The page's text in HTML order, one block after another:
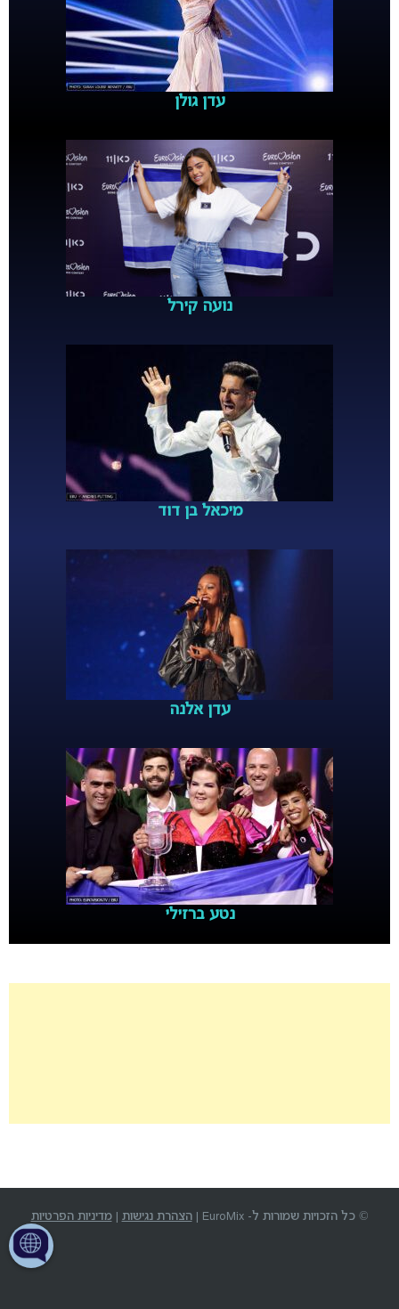
עדן גולן
נועה קירל
מיכאל בן דוד
עדן אלנה
נטע ברזילי
© כל הזכויות שמורות ל- EuroMix | הצהרת נגישות |מדיניות הפרטיות